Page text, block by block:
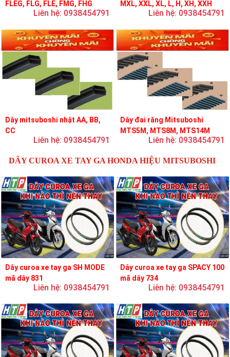
FLEG, FLG, FLE, FMG, FHG
Liên hệ: 0938454791
MXL, XXL, XL, L, H, XH, XXH
Liên hệ: 0938454791
Dây mitsuboshi nhật AA, BB,
CC
Liên hệ: 0938454791
Dây đai răng Mitsuboshi
MTS5M, MTS8M, MTS14M
Liên hệ: 0938454791
DÂY CUROA XE TAY GA HONDA HIỆU MITSUBOSHI
Dây curoa xe tay ga SH MODE
mã dây 831
Liên hệ: 0938454791
Dây curoa xe tay ga SPACY 100
mã dây 734
Liên hệ: 0938454791